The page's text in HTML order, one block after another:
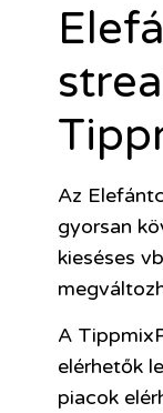
Az
gyorsan
kieséses
A
elérhetők
piacok